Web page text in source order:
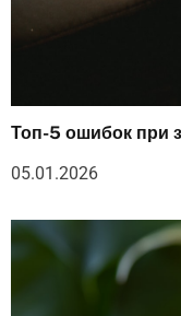
Топ-5 ошибок при
05.01.2026